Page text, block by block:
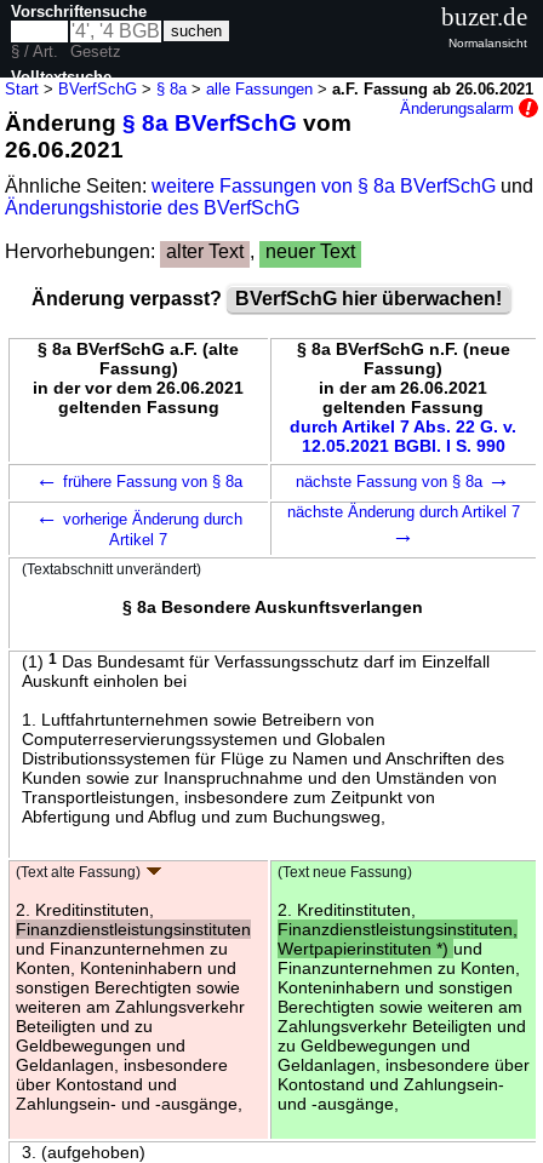
Start > BVerfSchG > § 8a >alle Fassungen >a.F. Fassung ab 26.06.2021
Änderungsalarm
Änderung§ 8a BVerfSchG vom
26.06.2021
Ähnliche Seiten:weitere Fassungen von § 8a BVerfSchG und
Änderungshistorie des BVerfSchG
Hervorhebungen: alter Text , neuer Text
Änderung verpasst? BVerfSchG hier überwachen!
§ 8a BVerfSchG a.F. (alte
Fassung)
in der vor dem 26.06.2021
geltenden Fassung
§ 8a BVerfSchG n.F. (neue
Fassung)
in der am 26.06.2021
geltenden Fassung
durch Artikel 7 Abs. 22 G. v.
12.05.2021 BGBl. I S. 990
← frühere Fassung von § 8a nächste Fassung von § 8a →
← vorherige Änderung durch
Artikel 7
nächste Änderung durch Artikel 7
→
(Textabschnitt unverändert)
§ 8a Besondere Auskunftsverlangen
(1) 1Das Bundesamt für Verfassungsschutz darf im Einzelfall
Auskunft einholen bei
1. Luftfahrtunternehmen sowie Betreibern von
Computerreservierungssystemen und Globalen
Distributionssystemen für Flüge zu Namen und Anschriften des
Kunden sowie zur Inanspruchnahme und den Umständen von
Transportleistungen, insbesondere zum Zeitpunkt von
Abfertigung und Abflug und zum Buchungsweg,
(Text alte Fassung)
2. Kreditinstituten,
Finanzdienstleistungsinstituten
und Finanzunternehmen zu
Konten, Konteninhabern und
sonstigen Berechtigten sowie
weiteren am Zahlungsverkehr
Beteiligten und zu
Geldbewegungen und
Geldanlagen, insbesondere
über Kontostand und
Zahlungsein- und -ausgänge,
(Text neue Fassung)
2. Kreditinstituten,
Finanzdienstleistungsinstituten,
Wertpapierinstituten *) und
Finanzunternehmen zu Konten,
Konteninhabern und sonstigen
Berechtigten sowie weiteren am
Zahlungsverkehr Beteiligten und
zu Geldbewegungen und
Geldanlagen, insbesondere über
Kontostand und Zahlungsein-
und -ausgänge,
3. (aufgehoben)
Vorschriftensuche
§ / Art.
Gesetz
Volltextsuche
nur in BVerfSchG
buzer.de
Normalansicht